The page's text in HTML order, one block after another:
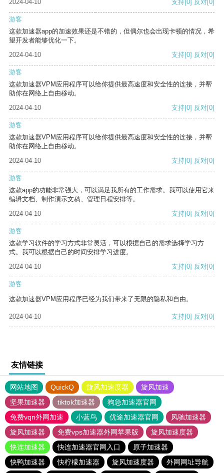
2024-04-10
支持[0] 反对[0]
游客
这款加速器app的加速效果还是不错的，但偶尔也会出现卡顿的情况，希
望开发者能够优化一下。
2024-04-10
支持[0] 反对[0]
游客
这款加速器VPM应用程序可以给你提供最高速度和安全性的连接，并帮
助你在网络上自由移动。
2024-04-10
支持[0] 反对[0]
游客
这款加速器VPM应用程序可以给你提供最高速度和安全性的连接，并帮
助你在网络上自由移动。
2024-04-10
支持[0] 反对[0]
游客
这款app的功能非常强大，可以满足我所有的工作需求。我可以使用它来
编辑文档、制作演示文稿、管理日程安排等。
2024-04-10
支持[0] 反对[0]
游客
这款学习软件的学习方式非常灵活，可以根据自己的需求选择学习方
式。我可以根据自己的时间安排学习进度。
2024-04-10
支持[0] 反对[0]
游客
这款加速器VPM应用程序已经为我们带来了无限的隐私和自由。
2024-04-10 支持[0] 反对[0]
友情链接
网站地图 QuickQ 旋风加速度器
旋风加速
坚果加速器
tiktok加速器
狗急加速器官网
免费vqn外网加速
小蓝鸟 优途加速器官网
风驰加速器
旋风加速器
免费vps加速器外网苹果版
旋风加速度器
快连加速器
快连加速器官网入口
原子加速器
快鸭加速器
快柠檬加速器 旋风加速度器 外网网址导航